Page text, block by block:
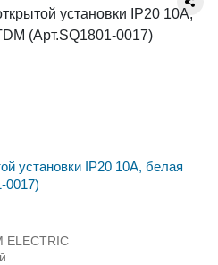
установки IP20 10А, белая
0017)
ЕLECTRIC